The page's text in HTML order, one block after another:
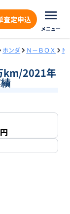
査定申込
メニュー
ホンダ Ｎ－ＢＯＸ Ｎ
km/2021年